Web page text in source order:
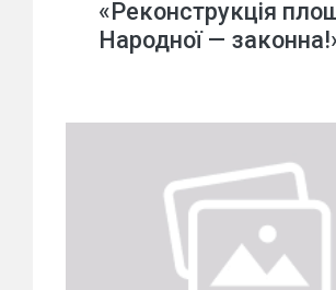
«Реконструкція
Народної —